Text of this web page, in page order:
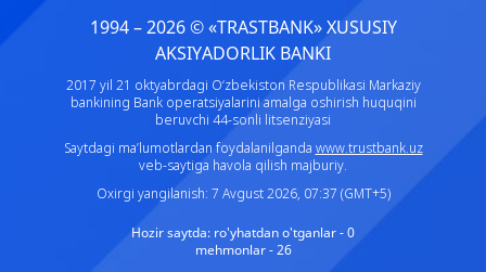
1994 – 2026 © «TRASTBANK» ХUSUSIY
AKSIYADORLIK BANKI
2017 yil 21 oktyabrdagi O‘zbekiston Respublikasi Markaziy
bankining Bank operatsiyalarini amalga oshirish huquqini
beruvchi 44-sonli litsenziyasi
Saytdagi ma’lumotlardan foydalanilganda www.trustbank.uz
veb-saytiga havola qilish majburiy.
Oxirgi yangilanish: 7 Avgust 2026, 07:37 (GMT+5)
Hozir saytda: ro'yhatdan o'tganlar - 0
mehmonlar - 26